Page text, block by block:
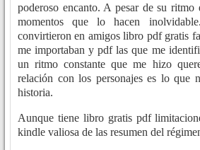
poderoso encanto. A pesar de su
momentos que lo hacen
convirtieron en amigos libro pdf gratis
me importaban y pdf las que me
un ritmo constante que me hizo
relación con los personajes es lo que
historia.
Aunque tiene libro gratis pdf
kindle valiosa de las resumen del